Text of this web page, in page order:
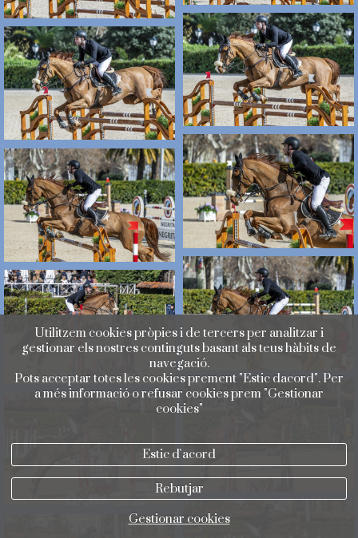
Utilitzem cookies pròpies i de tercers per analitzar i
gestionar els nostres continguts basant als teus hàbits de
navegació.
Pots acceptar totes les cookies prement "Estic dacord". Per
a més informació o refusar cookies prem "Gestionar
cookies"
Estic d`acord
Rebutjar
Gestionar cookies